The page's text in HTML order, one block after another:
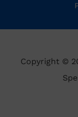
Copyright ©